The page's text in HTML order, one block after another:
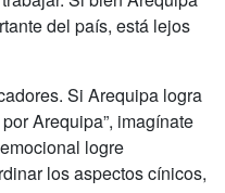
del país, está lejos
Si Arequipa logra
Arequipa”, imagínate
logre
los aspectos cínicos,